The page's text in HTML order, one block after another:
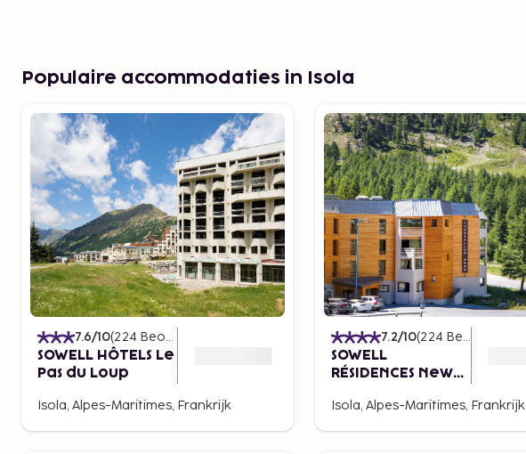
Populaire accommodaties in Isola
7.6/10(224 Beoordelingen
SOWELL HÔTELS Le
Pas du Loup
Isola, Alpes-Maritimes, Frankrijk
7.2/10(224 Beoordelingen
SOWELL
RÉSIDENCES New
Isola, Alpes-Maritimes, Frankrijk